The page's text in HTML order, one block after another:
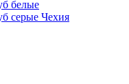
белые
серые Чехия